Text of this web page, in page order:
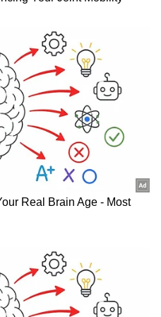
ಲಯ
ಬ್ಯಾಟರ್‌ಗಳು ಇನ್ನಾದರೂ
ದಾಖಲೆ ಮುರಿದ
ರಾಜಸ್ಥಾನ ವಿರುದ್ಧ ಕೊನೆಯ
ಆರ್‌ಸಿಬಿಯ ಕಳಪೆ
ಮರಳಲು ಕಾತರಿಸುತ್ತಿದೆ.
ಸಿಡಿಸಿದ್ದ ನರೈನ್‌
ಫಿಲ್‌ ಸಾಲ್ಟ್‌,
ರಿಂಕು ಸಿಂಗ್‌ರಂತಹ
ಆರ್‌ಸಿಬಿ ಬೌಲರ್‌ಗಳು